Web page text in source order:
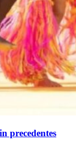
precedentes